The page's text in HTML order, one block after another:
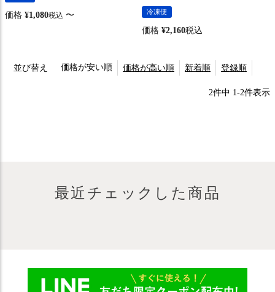
価格 ¥1,080税込 〜 冷凍便
価格 ¥2,160税込
並び替え 価格が安い順 価格が高い順 新着順 登録順
2件中 1-2件表示
最近チェックした商品